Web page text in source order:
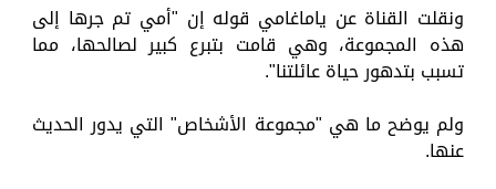
ونقلت القناة عن ياماغامي قوله إن "أمي تم جرها إلى
هذه المجموعة، وهي قامت بتبرع كبير لصالحها، مما
تسبب بتدهور حياة عائلتنا".
ولم يوضح ما هي "مجموعة الأشخاص" التي يدور الحديث
عنها.